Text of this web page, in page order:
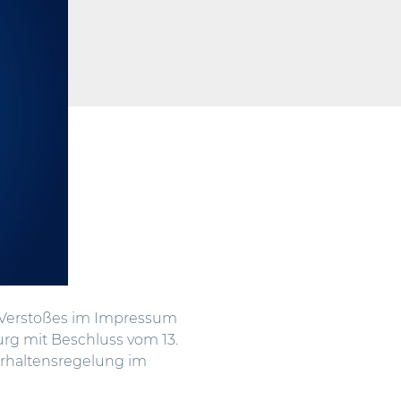
im Impressum
mit Beschluss vom 13.
im